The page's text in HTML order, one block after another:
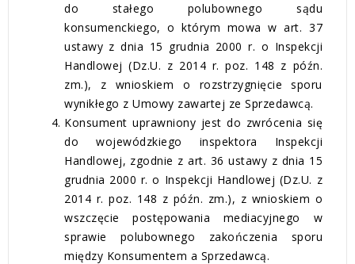
do stałego polubownego sądu
konsumenckiego, o którym mowa w art. 37
ustawy z dnia 15 grudnia 2000 r. o Inspekcji
Handlowej (Dz.U. z 2014 r. poz. 148 z późn.
zm.), z wnioskiem o rozstrzygnięcie sporu
wynikłego z Umowy zawartej ze Sprzedawcą.
Konsument uprawniony jest do zwrócenia się
do wojewódzkiego inspektora Inspekcji
Handlowej, zgodnie z art. 36 ustawy z dnia 15
grudnia 2000 r. o Inspekcji Handlowej (Dz.U. z
2014 r. poz. 148 z późn. zm.), z wnioskiem o
wszczęcie postępowania mediacyjnego w
sprawie polubownego zakończenia sporu
między Konsumentem a Sprzedawcą.